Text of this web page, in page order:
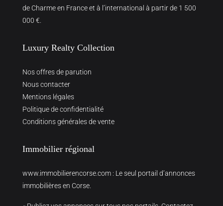
de Charme en France et à l’international à partir de 1 500
000 €.
Luxury Realty Collection
Nos offres de parution
Nous contacter
Mentions légales
Politique de confidentialité
Conditions générales de vente
Immobilier régional
www.immobilierencorse.com : Le seul portail d’annonces
immobilières en Corse.